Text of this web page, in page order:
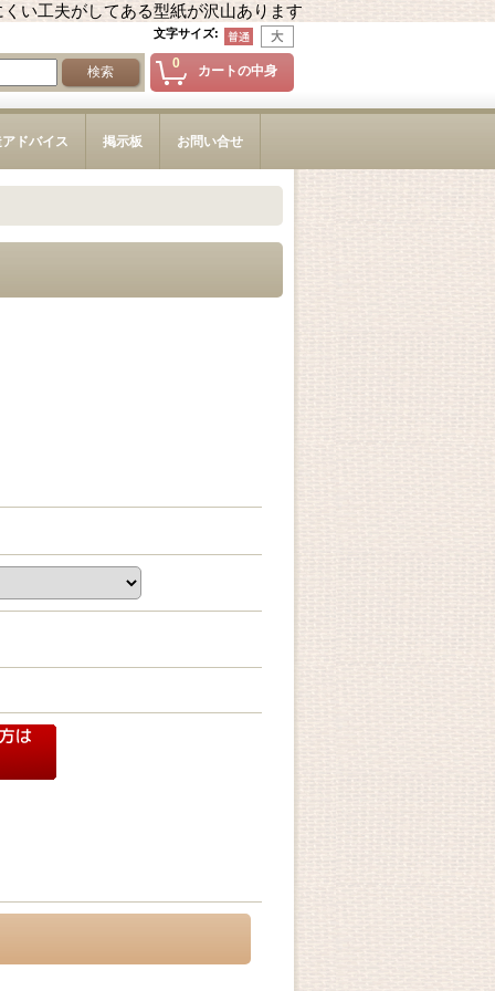
い工夫がしてある型紙が沢山あります
文字サイズ:
0 カートの中身
ドバイス 掲示板 お問い合せ